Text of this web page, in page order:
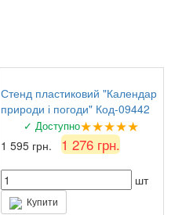
Стенд пластиковий "Календар
природи і погоди" Код-09442
✓ Доступно★★★★★
1 595 грн. 1 276 грн.
шт
Купити